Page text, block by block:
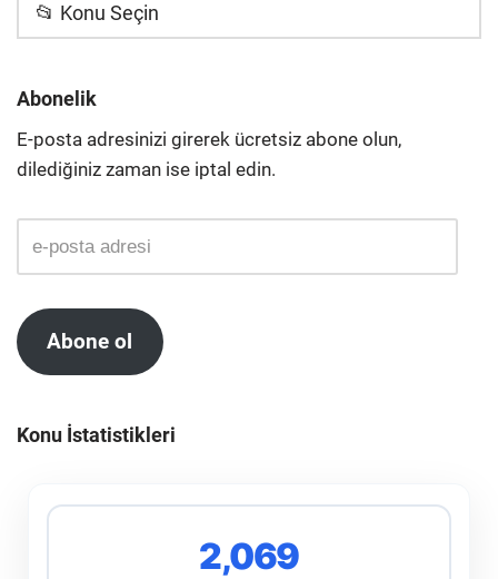
📂 Konu Seçin
Abonelik
E-posta adresinizi girerek ücretsiz abone olun,
dilediğiniz zaman ise iptal edin.
Abone ol
Konu İstatistikleri
2,069